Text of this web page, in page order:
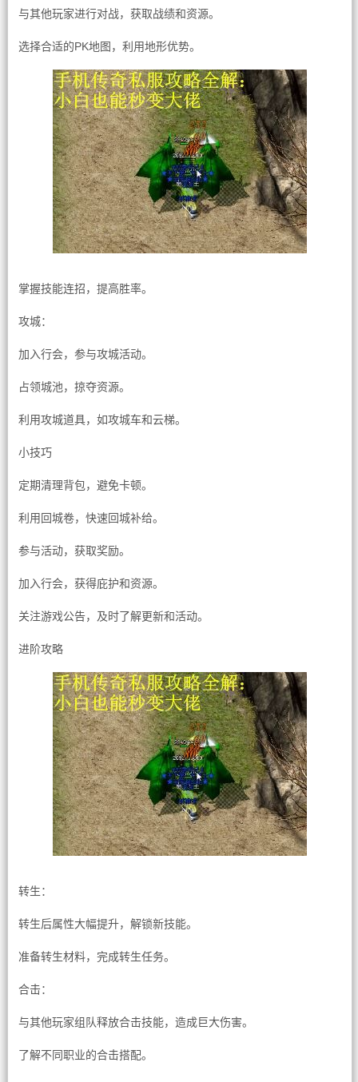
与其他玩家进行对战，获取战绩和资源。
选择合适的PK地图，利用地形优势。
掌握技能连招，提高胜率。
攻城：
加入行会，参与攻城活动。
占领城池，掠夺资源。
利用攻城道具，如攻城车和云梯。
小技巧
定期清理背包，避免卡顿。
利用回城卷，快速回城补给。
参与活动，获取奖励。
加入行会，获得庇护和资源。
关注游戏公告，及时了解更新和活动。
进阶攻略
转生：
转生后属性大幅提升，解锁新技能。
准备转生材料，完成转生任务。
合击：
与其他玩家组队释放合击技能，造成巨大伤害。
了解不同职业的合击搭配。